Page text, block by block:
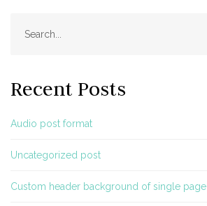
Recent Posts
Audio post format
Uncategorized post
Custom header background of single page